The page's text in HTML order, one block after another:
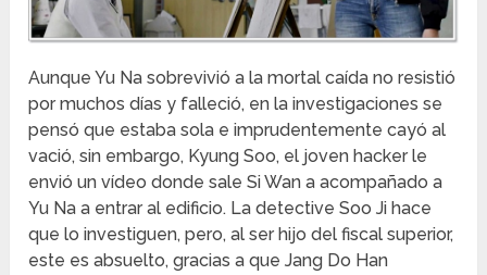
Aunque Yu Na sobrevivió a la mortal caída no resistió
por muchos días y falleció, en la investigaciones se
pensó que estaba sola e imprudentemente cayó al
vació, sin embargo, Kyung Soo, el joven hacker le
envió un vídeo donde sale Si Wan a acompañado a
Yu Na a entrar al edificio. La detective Soo Ji hace
que lo investiguen, pero, al ser hijo del fiscal superior,
este es absuelto, gracias a que Jang Do Han